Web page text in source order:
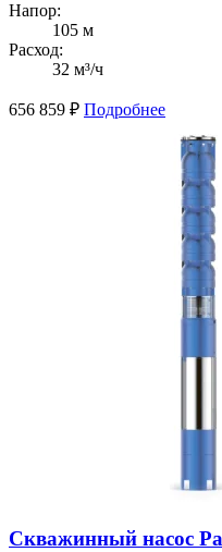
Напор:
105 м
Расход:
32 м³/ч
656 859 ₽ Подробнее
Скважинный насос